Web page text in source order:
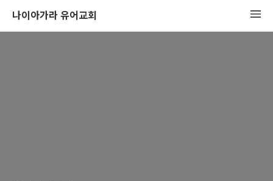
나이아가라 유어교회